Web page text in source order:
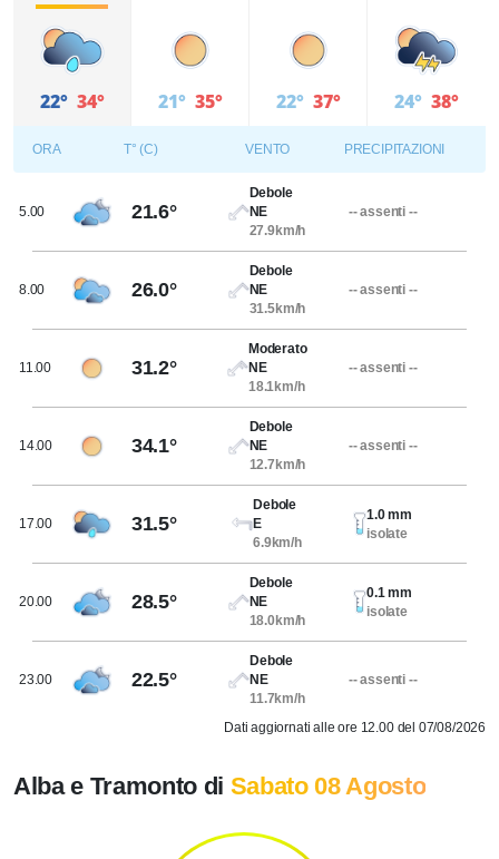
22° 34° 21° 35° 22° 37° 24° 38°
ORA T° (C) VENTO PRECIPITAZIONI
5.00 21.6°
Debole
NE
27.9km/h
-- assenti --
8.00 26.0°
Debole
NE
31.5km/h
-- assenti --
11.00 31.2°
Moderato
NE
18.1km/h
-- assenti --
14.00 34.1°
Debole
NE
12.7km/h
-- assenti --
17.00 31.5°
Debole
E
6.9km/h
1.0 mm
isolate
20.00 28.5°
Debole
NE
18.0km/h
0.1 mm
isolate
23.00 22.5°
Debole
NE
11.7km/h
-- assenti --
Dati aggiornati alle ore 12.00 del 07/08/2026
Alba e Tramonto di Sabato 08 Agosto